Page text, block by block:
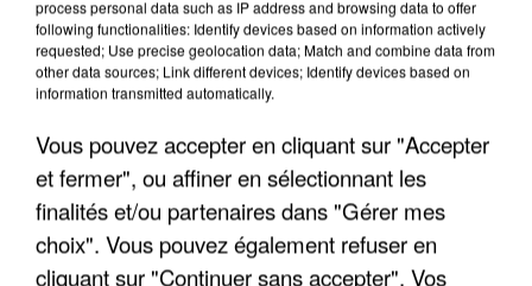
Son corps a été retrouvé à cinq kilomètres de là.
process personal data such as IP address and browsing data to offer
following functionalities: Identify devices based on information actively
requested; Use precise geolocation data; Match and combine data from
other data sources; Link different devices; Identify devices based on
information transmitted automatically.
Vous pouvez accepter en cliquant sur "Accepter
et fermer", ou affiner en sélectionnant les
finalités et/ou partenaires dans "Gérer mes
choix". Vous pouvez également refuser en
cliquant sur "Continuer sans accepter". Vos